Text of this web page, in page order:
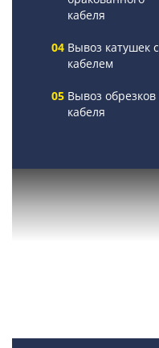
кабеля
Вывоз катушек с
кабелем
Вывоз обрезков
кабеля